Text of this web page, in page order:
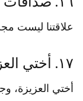
علاقتنا ليست
١٧. أختي العزيزة
أختي العزيزة،